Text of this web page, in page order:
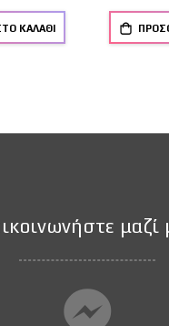
ΚΑΛΆΘΙ
μαζί